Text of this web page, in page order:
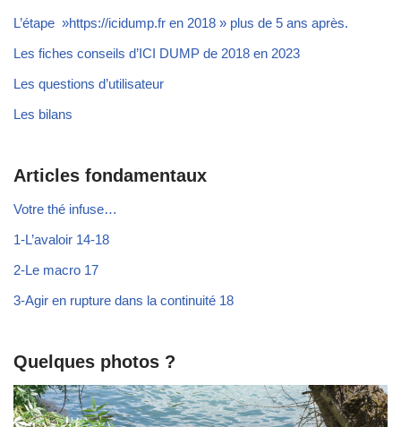
L’étape »https://icidump.fr en 2018 » plus de 5 ans après.
Les fiches conseils d’ICI DUMP de 2018 en 2023
Les questions d’utilisateur
Les bilans
Articles fondamentaux
Votre thé infuse…
1-L’avaloir 14-18
2-Le macro 17
3-Agir en rupture dans la continuité 18
Quelques photos ?